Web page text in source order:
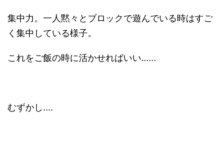
集中力。一人黙々とブロックで遊んでいる時はすご
く集中している様子。
これをご飯の時に活かせればいい......
むずかし....